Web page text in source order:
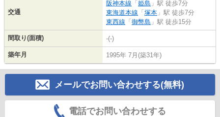
交通
阪神本線 「 姫島 」駅 徒歩7分
東海道本線 「 塚本 」駅 徒歩7分
東西線 「 御幣島 」駅 徒歩15分
間取り(面積) -(-)
築年月 1995年 7月(築31年)
メールでお問い合わせする(無料)
電話でお問い合わせする